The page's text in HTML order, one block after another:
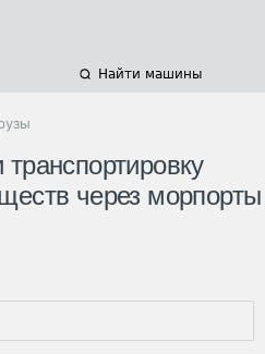
Найти машины
через морпорты